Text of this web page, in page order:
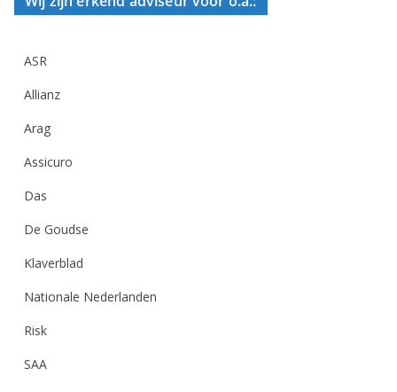
ASR
Allianz
Arag
Assicuro
Das
De Goudse
Klaverblad
Nationale Nederlanden
Risk
SAA